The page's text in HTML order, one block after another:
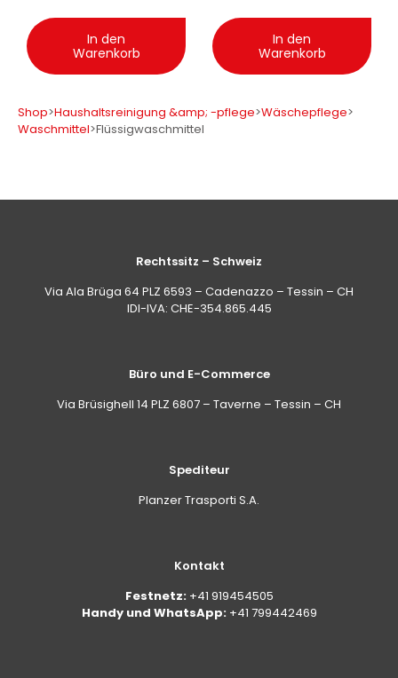
In den
Warenkorb
In den
Warenkorb
Shop>Haushaltsreinigung &amp; -pflege>Wäschepflege>
Waschmittel>Flüssigwaschmittel
Rechtssitz – Schweiz
Via Ala Brüga 64 PLZ 6593 – Cadenazzo – Tessin – CH
IDI-IVA: CHE-354.865.445
Büro und E-Commerce
Via Brüsighell 14 PLZ 6807 – Taverne – Tessin – CH
Spediteur
Planzer Trasporti S.A.
Kontakt
Festnetz: +41 919454505
Handy und WhatsApp: +41 799442469